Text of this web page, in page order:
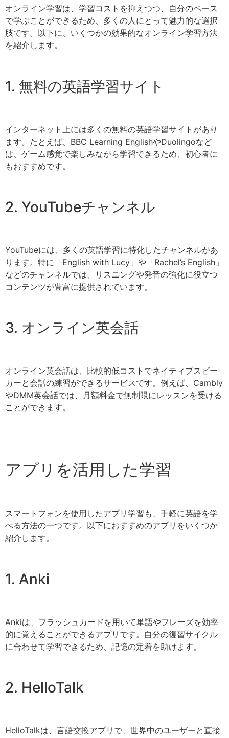
オンライン学習は、学習コストを抑えつつ、自分のペース
で学ぶことができるため、多くの人にとって魅力的な選択
肢です。以下に、いくつかの効果的なオンライン学習方法
を紹介します。
1. 無料の英語学習サイト
インターネット上には多くの無料の英語学習サイトがあり
ます。たとえば、BBC Learning EnglishやDuolingoなど
は、ゲーム感覚で楽しみながら学習できるため、初心者に
もおすすめです。
2. YouTubeチャンネル
YouTubeには、多くの英語学習に特化したチャンネルがあ
ります。特に「English with Lucy」や「Rachel’s English」
などのチャンネルでは、リスニングや発音の強化に役立つ
コンテンツが豊富に提供されています。
3. オンライン英会話
オンライン英会話は、比較的低コストでネイティブスピー
カーと会話の練習ができるサービスです。例えば、Cambly
やDMM英会話では、月額料金で無制限にレッスンを受ける
ことができます。
アプリを活用した学習
スマートフォンを使用したアプリ学習も、手軽に英語を学
べる方法の一つです。以下におすすめのアプリをいくつか
紹介します。
1. Anki
Ankiは、フラッシュカードを用いて単語やフレーズを効率
的に覚えることができるアプリです。自分の復習サイクル
に合わせて学習できるため、記憶の定着を助けます。
2. HelloTalk
HelloTalkは、言語交換アプリで、世界中のユーザーと直接